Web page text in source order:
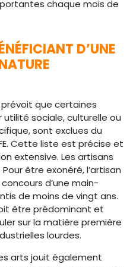
chaque mois de
D’UNE
que certaines
utilité sociale, culturelle ou
sont exclues du
Cette liste est précise et
extensive. Les artisans
être exonéré, l’artisan
d’une main-
de moins de vingt ans.
être prédominant et
sur la matière première
lourdes.
arts jouit également